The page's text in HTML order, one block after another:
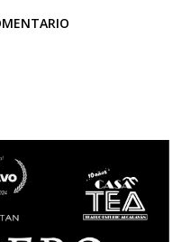
de Venezuela, en la
El Cuerpo en
Colombia). El congreso
académicas de gran
de San Nicolás
Estudios Superiores